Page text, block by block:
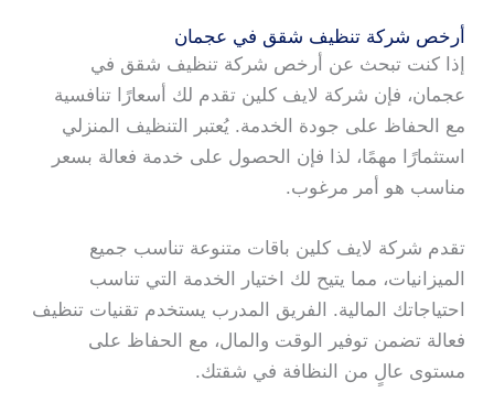
أرخص شركة تنظيف شقق في عجمان
إذا كنت تبحث عن أرخص شركة تنظيف شقق في
عجمان، فإن شركة لايف كلين تقدم لك أسعارًا تنافسية
مع الحفاظ على جودة الخدمة. يُعتبر التنظيف المنزلي
استثمارًا مهمًا، لذا فإن الحصول على خدمة فعالة بسعر
مناسب هو أمر مرغوب.
تقدم شركة لايف كلين باقات متنوعة تناسب جميع
الميزانيات، مما يتيح لك اختيار الخدمة التي تناسب
احتياجاتك المالية. الفريق المدرب يستخدم تقنيات تنظيف
فعالة تضمن توفير الوقت والمال، مع الحفاظ على
مستوى عالٍ من النظافة في شقتك.